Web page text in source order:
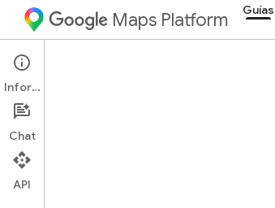
Maps Platform Guías
Architecture Center
Descripción general
Información
Chat
API